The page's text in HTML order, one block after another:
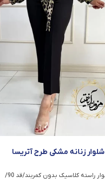
شلوار زنانه مشکی طرح آتریسا
شلوار راسته کلاسیک بدون کمربند/قد 90/